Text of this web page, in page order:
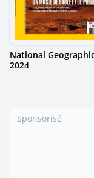
National
2024
Sponsorisé